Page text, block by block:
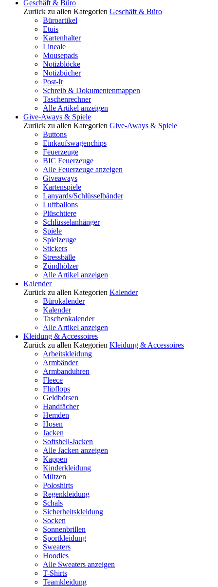
Geschäft & Büro
Zurück zu allen Kategorien Geschäft & Büro
Büroartikel
Etuis
Kartenhalter
Lineale
Mousepads
Notizblöcke
Notizbücher
Post-It
Schreib & Dokumentenmappen
Taschenrechner
Alle Artikel anzeigen
Give-Aways & Spiele
Zurück zu allen Kategorien Give-Aways & Spiele
Buttons
Einkaufswagenchips
Feuerzeuge
BIC Feuerzeuge
Alle Feuerzeuge anzeigen
Giveaways
Kartenspiele
Lanyards/Schlüsselbänder
Luftballons
Plüschtiere
Schlüsselanhänger
Spiele
Spielzeuge
Stickers
Stressbälle
Zündhölzer
Alle Artikel anzeigen
Kalender
Zurück zu allen Kategorien Kalender
Bürokalender
Kalender
Taschenkalender
Alle Artikel anzeigen
Kleidung & Accessoires
Zurück zu allen Kategorien Kleidung & Accessoires
Arbeitskleidung
Armbänder
Armbanduhren
Fleece
Flipflops
Geldbörsen
Handfächer
Hemden
Hosen
Jacken
Softshell-Jacken
Alle Jacken anzeigen
Kappen
Kinderkleidung
Mützen
Poloshirts
Regenkleidung
Schals
Sicherheitskleidung
Socken
Sonnenbrillen
Sportkleidung
Sweaters
Hoodies
Alle Sweaters anzeigen
T-Shirts
Teamkleidung